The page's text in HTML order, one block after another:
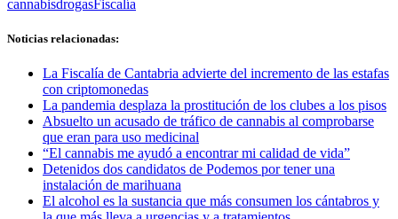
cannabisdrogasFiscalía
Noticias relacionadas:
La Fiscalía de Cantabria advierte del incremento de las estafas
con criptomonedas
La pandemia desplaza la prostitución de los clubes a los pisos
Absuelto un acusado de tráfico de cannabis al comprobarse
que eran para uso medicinal
“El cannabis me ayudó a encontrar mi calidad de vida”
Detenidos dos candidatos de Podemos por tener una
instalación de marihuana
El alcohol es la sustancia que más consumen los cántabros y